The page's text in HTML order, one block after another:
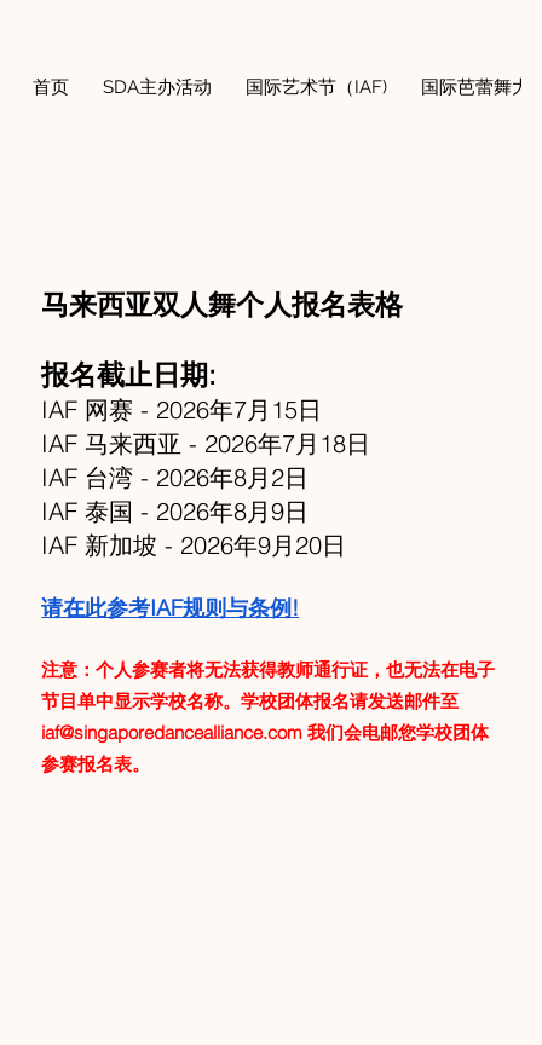
首页 SDA主办活动 国际艺术节（IAF) 国际芭蕾舞大
马来西亚双人舞个人报名表格
报名截止日期:
IAF 网赛 - 2026年7月15日
IAF 马来西亚 - 2026年7月18日
IAF 台湾 - 2026年8月2日
IAF 泰国 - 2026年8月9日
IAF 新加坡 - 2026年9月20日
请在此参考IAF规则与条例!
注意：个人参赛者将无法获得教师通行证，也无法在电子
节目单中显示学校名称。学校团体报名请发送邮件至
iaf@singaporedancealliance.com 我们会电邮您学校团体
参赛报名表。